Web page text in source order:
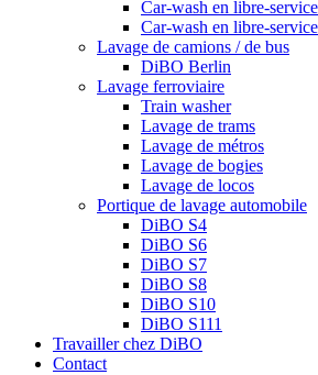
Car-wash en libre-
Car-wash en libre-
Lavage de camions / de bus
DiBO Berlin
Lavage ferroviaire
Train washer
Lavage de trams
Lavage de métros
Lavage de bogies
Lavage de locos
Portique de lavage automobile
DiBO S4
DiBO S6
DiBO S7
DiBO S8
DiBO S10
DiBO S111
Travailler chez DiBO
Contact